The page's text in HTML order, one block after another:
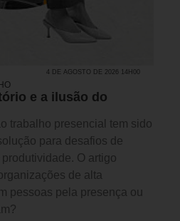
4 DE AGOSTO DE 2026 14H00
e a ilusão do
trabalho presencial tem sido
para desafios de
O artigo
de alta
pessoas pela presença ou